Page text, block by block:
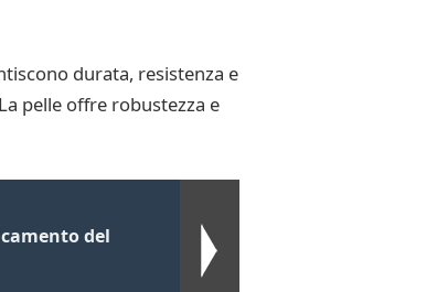
durata, resistenza e
pelle offre robustezza e
del